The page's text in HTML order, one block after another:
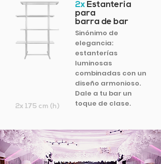
2x 175 cm (h)
2x Estanteria
para
barra de bar
Sinónimo de
elegancia:
estanterías
luminosas
combinadas con un
diseño armonioso.
Dale a tu bar un
toque de clase.